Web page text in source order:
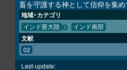
畜を守護する神として信仰を集め
地域・カテゴリ
インド亜大陸 インド南部
文献
02
Last-update: